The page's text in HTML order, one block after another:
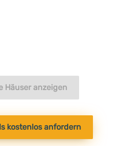
Häuser anzeigen
kostenlos anfordern